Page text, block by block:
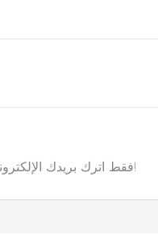
فقط اترك بريدك الإلكتروني أو رقم هاتفك في نموذج الاتصال حتى نتمكن من إرسال عرض أسعار مجاني لنا لمجموعة واسعة من التصاميم!